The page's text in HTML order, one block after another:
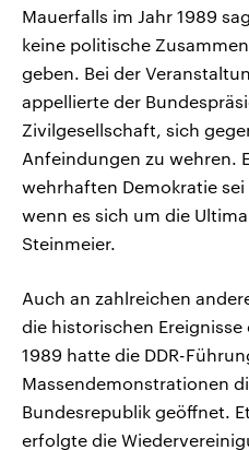
Mauerfalls im Jahr 1989
keine politische
geben. Bei der
appellierte der
Zivilgesellschaft, sich
Anfeindungen zu wehren.
wehrhaften Demokratie
wenn es sich um die
Steinmeier.
Auch an zahlreichen
die historischen
1989 hatte die DDR-
Massendemonstrationen
Bundesrepublik geöffnet.
erfolgte die